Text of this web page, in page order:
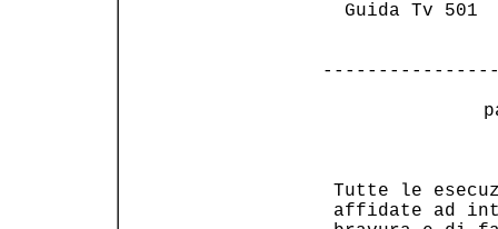
Guida Tv 501
Tutte le
affidate ad